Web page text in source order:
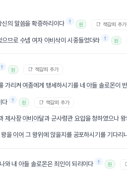
의 말씀을 확증하리이다 † 원 📑 책갈피 추가
으므로 수넴 여자 아비삭이 시중들었더라 † 원
† 원 📑 책갈피 추가
가리켜 여종에게 맹세하시기를 네 아들 솔로몬이
다 † 원 📑 책갈피 추가
제사장 아비아달과 군사령관 요압을 청하였으나
을 이어 그왕위 에 앉을지를 공포하시기를 기다리
와 내 아들 솔로몬은 죄인이 되리이다 † 원